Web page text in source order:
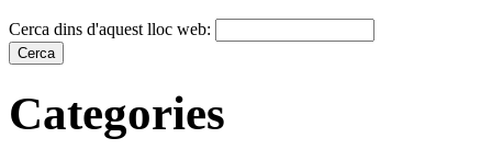
Cerca dins d'aquest lloc web:
Categories